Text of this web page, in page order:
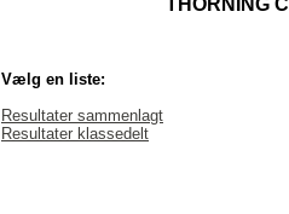
THORNING
Vælg en liste:
Resultater sammenlagt
Resultater klassedelt